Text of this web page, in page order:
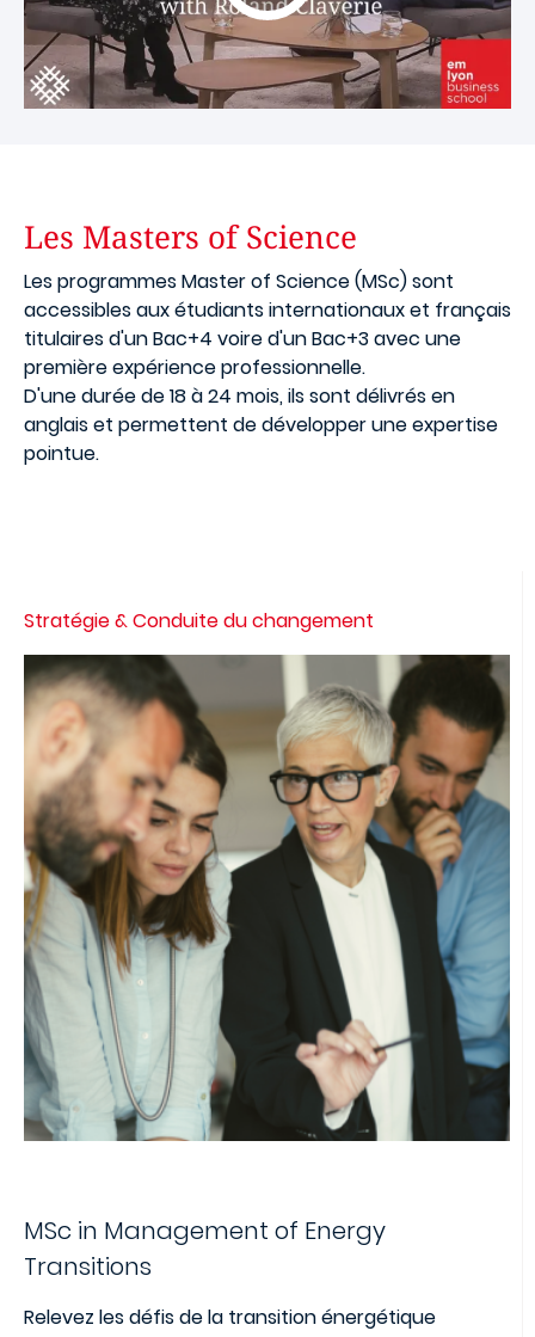
Les Masters of Science
Les programmes Master of Science (MSc) sont
accessibles aux étudiants internationaux et français
titulaires d'un Bac+4 voire d'un Bac+3 avec une
première expérience professionnelle.
D'une durée de 18 à 24 mois, ils sont délivrés en
anglais et permettent de développer une expertise
pointue.
Stratégie & Conduite du changement
MSc in Management of Energy
Transitions
Relevez les défis de la transition énergétique